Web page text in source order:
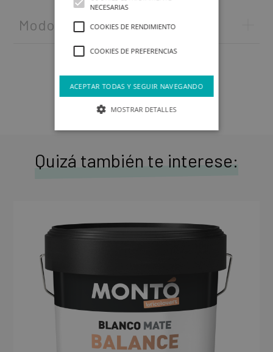
Modo de empleo
Quizá también te interese:
NECESARIAS
COOKIES DE RENDIMIENTO
COOKIES DE PREFERENCIAS
ACEPTAR TODAS Y SEGUIR NAVEGANDO
MOSTRAR DETALLES